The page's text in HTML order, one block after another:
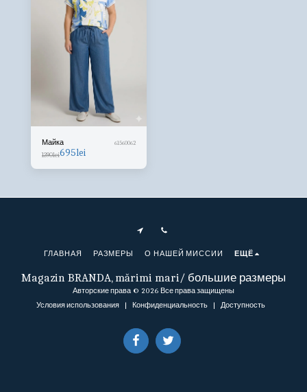
Майка 61560062
1390lei695lei
Magazin BRANDA, mărimi mari/ большие размеры
Авторские права © 2026 Все права защищены
Условия использования | Конфиденциальность | Доступность
ГЛАВНАЯ РАЗМЕРЫ О НАШЕЙ МИССИИ ЕЩЁ